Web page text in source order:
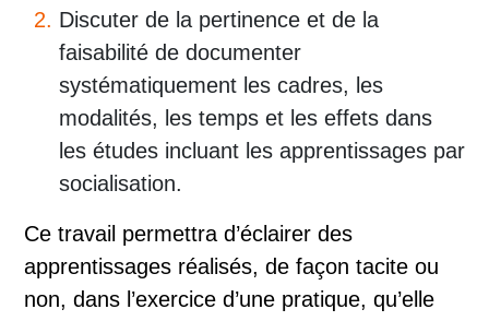
Discuter de la pertinence et de la
faisabilité de documenter
systématiquement les cadres, les
modalités, les temps et les effets dans
les études incluant les apprentissages par
socialisation.
Ce travail permettra d’éclairer des
apprentissages réalisés, de façon tacite ou
non, dans l’exercice d’une pratique, qu’elle